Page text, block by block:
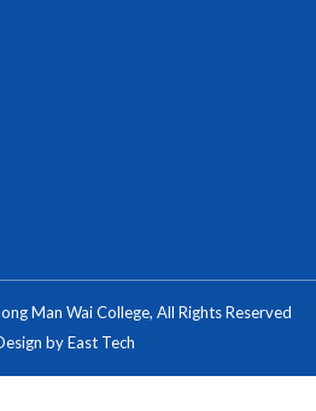
Man Wai College, All Rights Reserved
byEast Tech